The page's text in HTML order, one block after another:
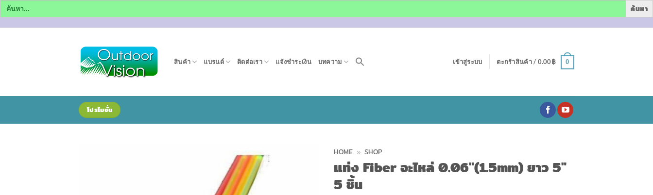
Search
for:
สินค้า แบรนด์ ติดต่อเรา แจ้งชำระเงิน บทความ เข้าสู่ระบบ ตะกร้าสินค้า / 0.00฿ 0
โปรโมชั่น
HOME » SHOP
แท่ง Fiber อะไหล่ 0.06″(1.5mm) ยาว 5″
5 ชิ้น